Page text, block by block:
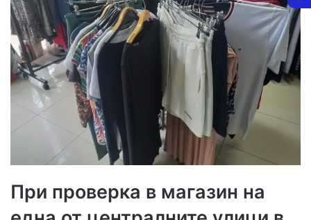
При проверка в магазин на